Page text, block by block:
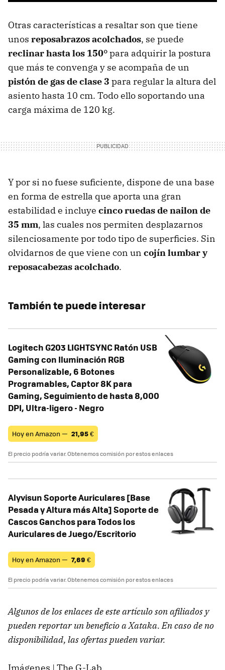
Otras características a resaltar son que tiene
unos reposabrazos acolchados, se puede
reclinar hasta los 150°para adquirir la postura
que más te convenga y se acompaña de un
pistón de gas de clase 3 para regular la altura del
asiento hasta 10 cm. Todo ello soportando una
carga máxima de 120 kg.
Y por si no fuese suficiente, dispone de una base
en forma de estrella que aporta una gran
estabilidad e incluye cinco ruedas de nailon de
35 mm, las cuales nos permiten desplazarnos
silenciosamente por todo tipo de superficies. Sin
olvidarnos de que viene con un cojín lumbar y
reposacabezas acolchado.
También te puede interesar
Logitech G203 LIGHTSYNC Ratón USB
Gaming con Iluminación RGB
Personalizable, 6 Botones
Programables, Captor 8K para
Gaming, Seguimiento de hasta 8,000
DPI, Ultra-ligero - Negro
Hoy en Amazon — 21,95€
El precio podría variar. Obtenemos comisión por estos enlaces
Alyvisun Soporte Auriculares [Base
Pesada y Altura más Alta] Soporte de
Cascos Ganchos para Todos los
Auriculares de Juego/Escritorio
Hoy en Amazon — 7,69 €
El precio podría variar. Obtenemos comisión por estos enlaces
Algunos de los enlaces de este artículo son afiliados y
pueden reportar un beneficio a Xataka. En caso de no
disponibilidad, las ofertas pueden variar.